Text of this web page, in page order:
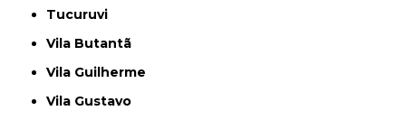
Tucuruvi
Vila Butantã
Vila Guilherme
Vila Gustavo